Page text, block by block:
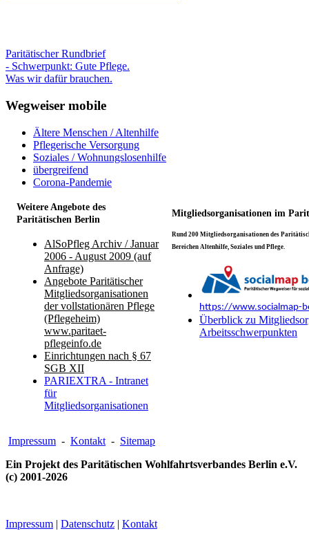
Paritätischer Rundbrief
- Schwerpunkt: Gute Pflege.
Was wir dafür brauchen.
Wegweiser mobile
Ältere Menschen / Altenhilfe
Pflegerische Versorgung
Soziales / Wohnungslosenhilfe
übergreifend
Corona-Pandemie
Weitere Angebote des
Paritätischen Berlin
Mitgliedsorganisationen im
AlSoPfleg Archiv / Januar
2006 - August 2009 (auf
Anfrage)
Angebote Paritätischer
Mitgliedsorganisationen
der vollstationären Pflege
(Pflegeheim)
www.paritaet-
pflegeinfo.de
Einrichtungen nach § 67
SGB XII
PARIEXTRA - Intranet
für
Mitgliedsorganisationen
Rund 200 Mitgliedsorganisationen des
Bereichen Altenhilfe, Soziales und Pflege.
https://www.socialmap-
Überblick zu
Arbeitsschwerpunkten
Impressum - Kontakt - Sitemap
Ein Projekt des Paritätischen Wohlfahrtsverbandes Berlin e.V.
(c) 2001-2026
Impressum | Datenschutz | Kontakt